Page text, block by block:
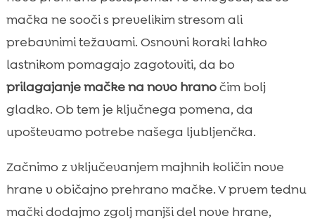
mačka ne sooči s prevelikim stresom ali
prebavnimi težavami. Osnovni koraki lahko
lastnikom pomagajo zagotoviti, da bo
prilagajanje mačke na novo hranočim bolj
gladko. Ob tem je ključnega pomena, da
upoštevamo potrebe našega ljubljenčka.
Začnimo z vključevanjem majhnih količin nove
hrane v običajno prehrano mačke. V prvem tednu
mački dodajmo zgolj manjši del nove hrane,